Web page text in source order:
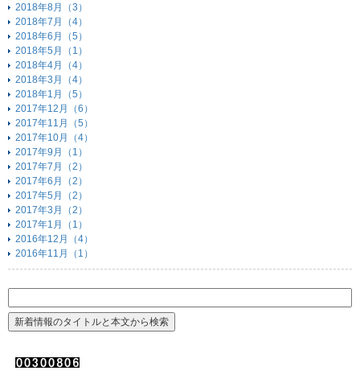
2018年8月（3）
2018年7月（4）
2018年6月（5）
2018年5月（1）
2018年4月（4）
2018年3月（4）
2018年1月（5）
2017年12月（6）
2017年11月（5）
2017年10月（4）
2017年9月（1）
2017年7月（2）
2017年6月（2）
2017年5月（2）
2017年3月（2）
2017年1月（1）
2016年12月（4）
2016年11月（1）